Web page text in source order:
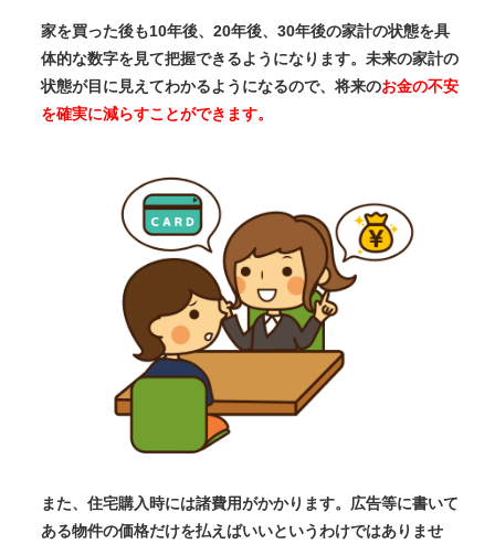
家を買った後も10年後、20年後、30年後の家計の状態を具
体的な数字を見て把握できるようになります。未来の家計の
状態が目に見えてわかるようになるので、将来のお金の不安
を確実に減らすことができます。
また、住宅購入時には諸費用がかかります。広告等に書いて
ある物件の価格だけを払えばいいというわけではありませ